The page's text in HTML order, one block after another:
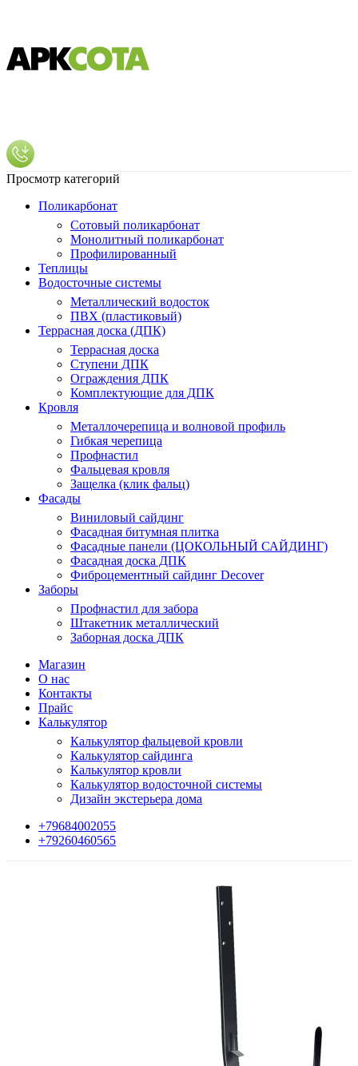
Просмотр категорий
Поликарбонат
Сотовый поликарбонат
Монолитный поликарбонат
Профилированный
Теплицы
Водосточные системы
Металлический водосток
ПВХ (пластиковый)
Террасная доска (ДПК)
Террасная доска
Ступени ДПК
Ограждения ДПК
Комплектующие для ДПК
Кровля
Металлочерепица и волновой профиль
Гибкая черепица
Профнастил
Фальцевая кровля
Защелка (клик фальц)
Фасады
Виниловый сайдинг
Фасадная битумная плитка
Фасадные панели (ЦОКОЛЬНЫЙ САЙДИНГ)
Фасадная доска ДПК
Фиброцементный сайдинг Decover
Заборы
Профнастил для забора
Штакетник металлический
Заборная доска ДПК
Магазин
О нас
Контакты
Прайс
Калькулятор
Калькулятор фальцевой кровли
Калькулятор сайдинга
Калькулятор кровли
Калькулятор водосточной системы
Дизайн экстерьера дома
+79684002055
+79260460565